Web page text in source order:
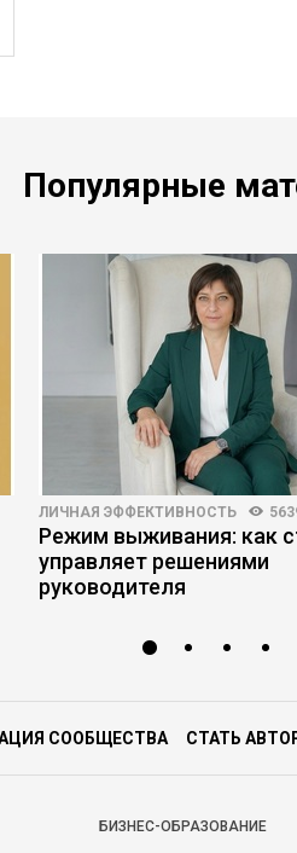
Популярные
ЛИЧНАЯ ЭФФЕКТИВНОСТЬ
Режим выживания: как
управляет решениями
руководителя
СООБЩЕСТВА СТАТЬ
БИЗНЕС-ОБРАЗОВАНИЕ